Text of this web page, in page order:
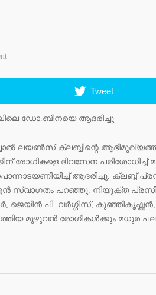
Tweet
ഡോ.ബീനയെ ആദരിച്ചു
ലയൺസ് ക്ലബ്ബിന്റെ
രോഗികളെ ദിവസേന
ആദരിച്ചു. ക്ലബ്ബ്
സ്വാഗതം പറഞ്ഞു. നിയുക്ത
ജെയിൻ.പി. വർഗ്ഗീസ്,
മുഴുവൻ രോഗികൾക്കും മധുര